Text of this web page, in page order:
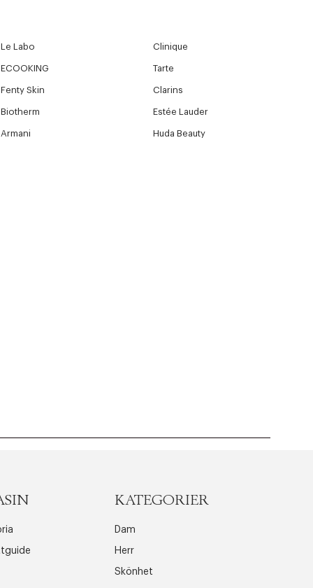
Le Labo Clinique
ECOOKING Tarte
Fenty Skin Clarins
Biotherm Estée Lauder
Armani Huda Beauty
KATEGORIER
Dam
Herr
Skönhet